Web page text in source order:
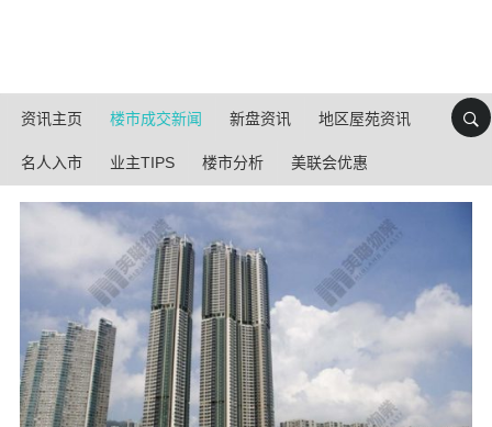
资讯主页 楼市成交新闻 新盘资讯 地区屋苑资讯
名人入市 业主TIPS 楼市分析 美联会优惠